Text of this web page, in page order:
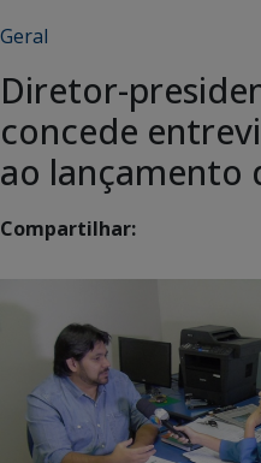
Geral
Diretor-
concede
ao
Compartilhar: